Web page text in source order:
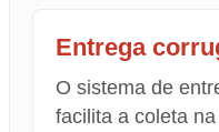
Entrega
O sistema de
facilita a coleta